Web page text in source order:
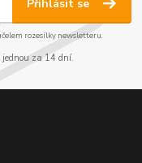
Přihlásit se
rozesílky newsletteru.
za 14 dní.